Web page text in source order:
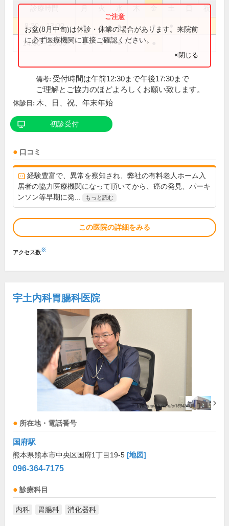
祝
8:30～13:00 ● ● ● ●
14:30～18:00 ● ● ●
お盆(8月中旬)は休診・休業の場合があります。来院前
に必ず医療機関に直接ご確認ください。
×閉じる
備考: 受付時間は午前12:30まで午後17:30まで
ご理解とご協力のほどよろしくお願い致します。
休診日: 木、日、祝、年末年始
初診受付
口コミ
経験豊富で、異常を察知され、弊社の有料老人ホーム入
居者の協力医療機関になって頂いてから、癌の発見、パーキ
ンソン等早期に発...
もっと読む
この医院の詳細をみる
アクセス数※
宇土内科胃腸科医院
所在地・電話番号
国府駅
熊本県熊本市中央区国府1丁目19-5 [地図]
096-364-7175
診療科目
内科 胃腸科 消化器科